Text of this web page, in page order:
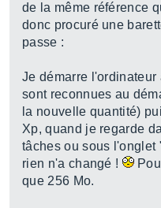
de la même référence
donc procuré une
passe :
Je démarre
sont reconnues au
la nouvelle quantité)
Xp, quand je regarde
tâches ou sous l'onglet
rien n'a changé !
que 256 Mo.